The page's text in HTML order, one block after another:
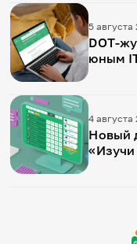
5 августа
DOT-
юным
4 августа
Новый
«Изучи